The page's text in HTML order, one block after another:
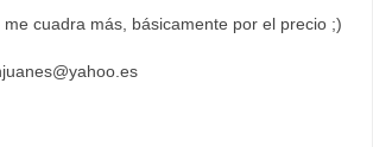
me cuadra más, básicamente por el precio ;)